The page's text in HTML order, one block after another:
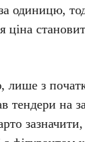
одиницю,
ціна
лише з
тендери на